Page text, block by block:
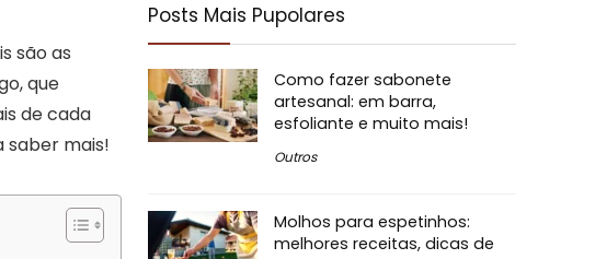
são as
que
de cada
saber mais!
Posts Mais Pupolares
Como fazer sabonete
artesanal: em barra,
esfoliante e muito mais!
Outros
Molhos para espetinhos:
melhores receitas, dicas de